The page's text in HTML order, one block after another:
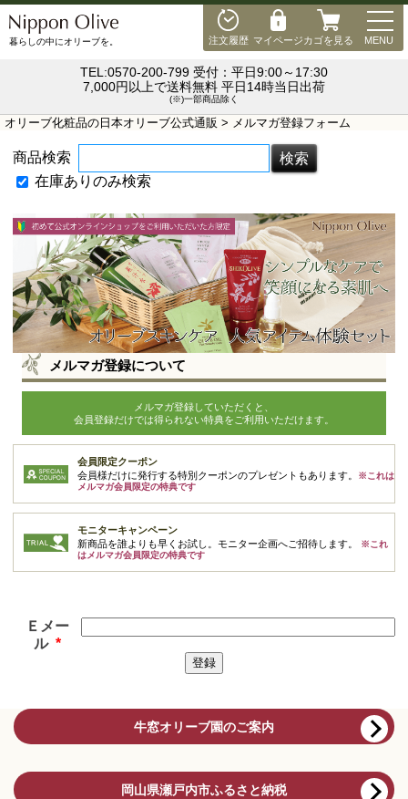
注文履歴 マイページカゴを見る MENU
暮らしの中にオリーブを。
TEL:0570-200-799 受付：平日9:00～17:30
7,000円以上で送料無料 平日14時当日出荷
(※)一部商品除く
オリーブ化粧品の日本オリーブ公式通販 > メルマガ登録フォーム
商品検索
在庫ありのみ検索
メルマガ登録について
メルマガ登録していただくと、
会員登録だけでは得られない特典をご利用いただけます。
会員限定クーポン
会員様だけに発行する特別クーポンのプレゼントもあります。
※これは
メルマガ会員限定の特典です
モニターキャンペーン
新商品を誰よりも早くお試し。モニター企画へご招待します。
※これ
はメルマガ会員限定の特典です
Ｅメー
ル *
牛窓オリーブ園のご案内
岡山県瀬戸内市ふるさと納税